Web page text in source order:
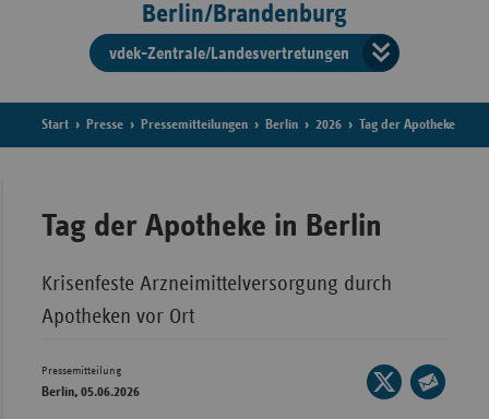
Berlin/Brandenburg
vdek-Zentrale/Landesvertretungen
der
Start Presse Pressemitteilungen Berlin 2026 Tag der Apotheke
Tag der Apotheke in Berlin
Krisenfeste Arzneimittelversorgung durch
Apotheken vor Ort
Pressemitteilung
Berlin, 05.06.2026
Seite
auf